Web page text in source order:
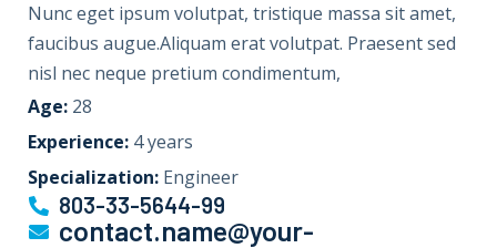
Nunc eget ipsum volutpat, tristique massa sit amet,
faucibus augue.Aliquam erat volutpat. Praesent sed
nisl nec neque pretium condimentum,
Age: 28
Experience: 4 years
Specialization: Engineer
803-33-5644-99
contact.name@your-